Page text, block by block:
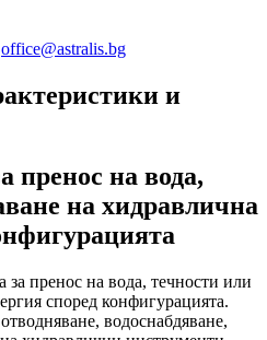
office@astralis.bg
и
пренос на вода,
на хидравлична
за пренос на вода, течности или
според конфигурацията.
водоснабдяване,